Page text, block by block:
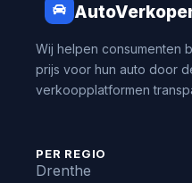
Wij helpen consumenten
prijs voor hun auto door
verkoopplatformen
PER REGIO
Drenthe